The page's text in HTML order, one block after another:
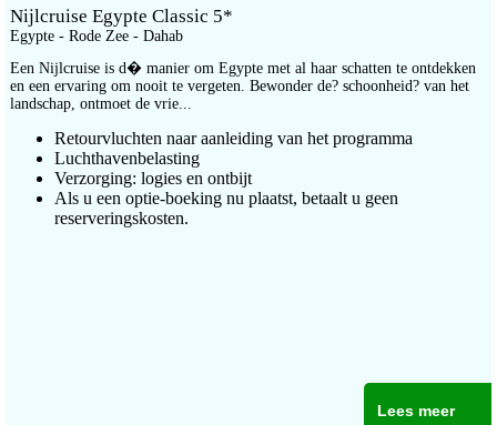
Nijlcruise Egypte Classic 5*
Egypte - Rode Zee - Dahab
Een Nijlcruise is d� manier om Egypte met al haar schatten te ontdekken
en een ervaring om nooit te vergeten. Bewonder de? schoonheid? van het
landschap, ontmoet de vrie...
Retourvluchten naar aanleiding van het programma
Luchthavenbelasting
Verzorging: logies en ontbijt
Als u een optie-boeking nu plaatst, betaalt u geen
reserveringskosten.
Lees meer